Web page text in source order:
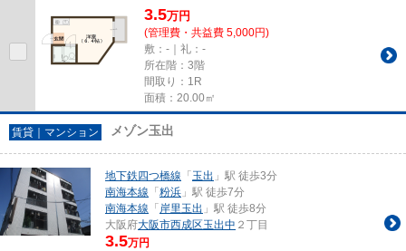
3.5万円
(管理費・共益費 5,000円)
敷：-｜礼：-
所在階：3階
間取り：1R
面積：20.00㎡
賃貸｜マンション メゾン玉出
地下鉄四つ橋線 「 玉出 」駅 徒歩3分
南海本線 「 粉浜 」駅 徒歩7分
南海本線 「 岸里玉出 」駅 徒歩8分
大阪府大阪市西成区玉出中 ２丁目
3.5万円